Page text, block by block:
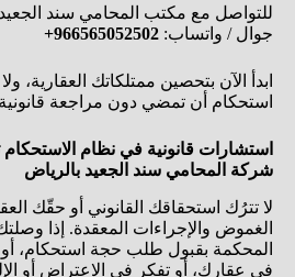
للتواصل مع مكتب المحامي سند
جوال / واتساب: 966565052502+
ابدأ الآن بتحصين ممتلكاتك العقارية،
استحكام أن تمضي دون مراجعة
استشارات قانونية في نظام
شركة المحامي سند الجعيد بالرياض
لا تترُك استحقاقك القانوني أو حقّك
الغموض والإجراءات المعقدة. إذا
المحكمة بقبول طلب حجة استحكام،
في عقارك، أو تفكر في الاعتراض أو